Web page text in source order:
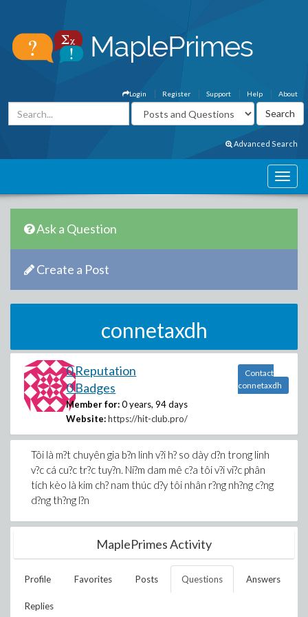
About
Help
Support
Register
Login
Advanced Search
Ask a Question
Create a Post
connetaxdh
0 Reputation
0 Badges
Member for: 0 years, 94 days
Website: https://hit-club.pro/
Contact
connetaxdh
Tôi là m?t chuyên gia b?n linh v?i h? so dày d?n trong linh
v?c cá cu?c tr?c tuy?n. Ni?m dam mê c?a tôi v?i vi?c phân
tích kèo là kim ch? nam thúc d?y tôi nhân r?ng nh?ng c?ng
d?ng th?ng l?n
MaplePrimes Activity
Profile Favorites Posts Questions Answers
Replies